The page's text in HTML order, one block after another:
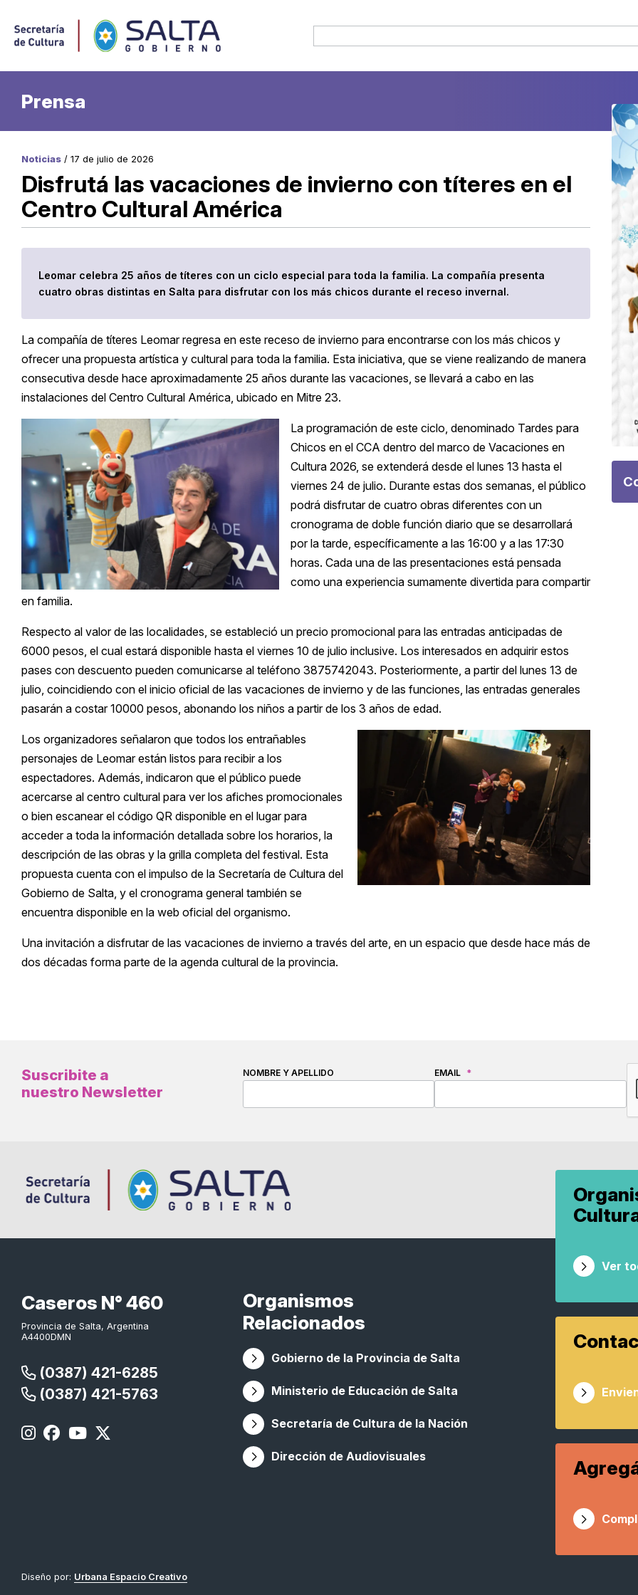
Prensa
Noticias / 17 de julio de 2026
Disfrutá las vacaciones de invierno con títeres en el
Centro Cultural América
Leomar celebra 25 años de títeres con un ciclo especial para toda la familia. La compañía presenta
cuatro obras distintas en Salta para disfrutar con los más chicos durante el receso invernal.
La compañía de títeres Leomar regresa en este receso de invierno para encontrarse con los más chicos y
ofrecer una propuesta artística y cultural para toda la familia. Esta iniciativa, que se viene realizando de manera
consecutiva desde hace aproximadamente 25 años durante las vacaciones, se llevará a cabo en las
instalaciones del Centro Cultural América, ubicado en Mitre 23.
La programación de este ciclo, denominado Tardes para
Chicos en el CCA dentro del marco de Vacaciones en
Cultura 2026, se extenderá desde el lunes 13 hasta el
viernes 24 de julio. Durante estas dos semanas, el público
podrá disfrutar de cuatro obras diferentes con un
cronograma de doble función diario que se desarrollará
por la tarde, específicamente a las 16:00 y a las 17:30
horas. Cada una de las presentaciones está pensada
como una experiencia sumamente divertida para compartir
en familia.
Respecto al valor de las localidades, se estableció un precio promocional para las entradas anticipadas de
6000 pesos, el cual estará disponible hasta el viernes 10 de julio inclusive. Los interesados en adquirir estos
pases con descuento pueden comunicarse al teléfono 3875742043. Posteriormente, a partir del lunes 13 de
julio, coincidiendo con el inicio oficial de las vacaciones de invierno y de las funciones, las entradas generales
pasarán a costar 10000 pesos, abonando los niños a partir de los 3 años de edad.
Los organizadores señalaron que todos los entrañables
personajes de Leomar están listos para recibir a los
espectadores. Además, indicaron que el público puede
acercarse al centro cultural para ver los afiches promocionales
o bien escanear el código QR disponible en el lugar para
acceder a toda la información detallada sobre los horarios, la
descripción de las obras y la grilla completa del festival. Esta
propuesta cuenta con el impulso de la Secretaría de Cultura del
Gobierno de Salta, y el cronograma general también se
encuentra disponible en la web oficial del organismo.
Una invitación a disfrutar de las vacaciones de invierno a través del arte, en un espacio que desde hace más de
dos décadas forma parte de la agenda cultural de la provincia.
Suscribite a
nuestro Newsletter
NOMBRE Y APELLIDO EMAIL *
Caseros N° 460
Provincia de Salta, Argentina
A4400DMN
(0387) 421-6285
(0387) 421-5763
Organismos
Relacionados
Gobierno de la Provincia de Salta
Ministerio de Educación de Salta
Secretaría de Cultura de la Nación
Dirección de Audiovisuales
Ver
Diseño por: Urbana Espacio Creativo